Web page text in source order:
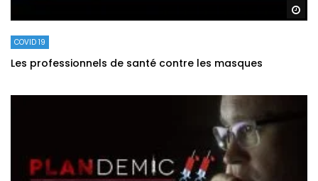
COVID 19
Les professionnels de santé contre les masques